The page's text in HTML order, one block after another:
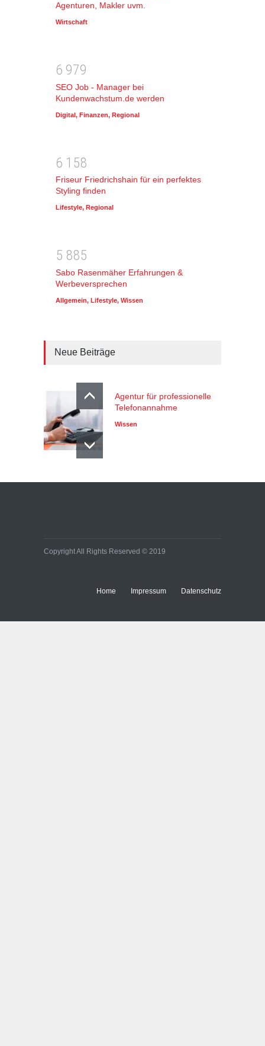
Agenturen, Makler uvm.
Wirtschaft
6 979
SEO Job - Manager bei
Kundenwachstum.de werden
Digital, Finanzen, Regional
6 1 58
Friseur Friedrichshain für ein perfektes
Styling finden
Lifestyle, Regional
5 885
Sabo Rasenmäher Erfahrungen &
Werbeversprechen
Allgemein, Lifestyle, Wissen
Neue Beiträge
Agentur für professionelle
Telefonannahme
Wissen
Copyright All Rights Reserved © 2019
Home Impressum Datenschutz